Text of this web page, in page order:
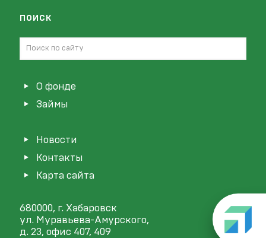
поиск
О фонде
Займы
Новости
Контакты
Карта сайта
680000, г. Хабаровск
ул. Муравьева-Амурского,
д. 23, офис 407, 409